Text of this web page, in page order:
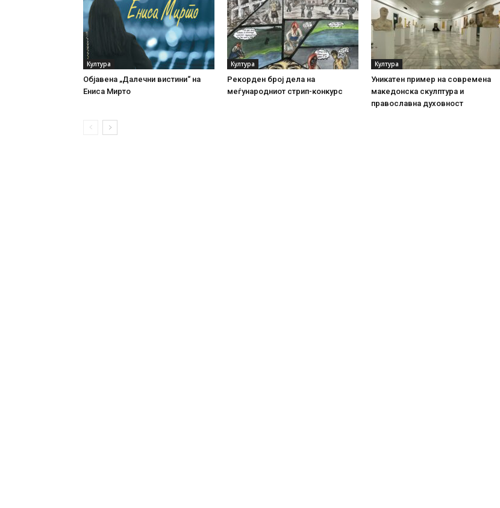
Култура
Објавена „Далечни вистини“ на
Ениса Мирто
Култура
Рекорден број дела на
меѓународниот стрип-конкурс
Култура
Уникатен пример на современа
македонска скулптура и
православна духовност